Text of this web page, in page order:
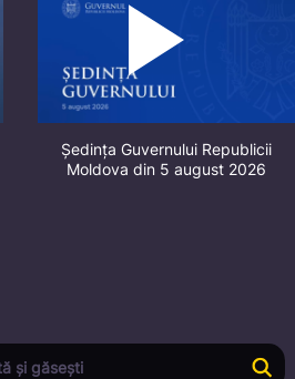
Ședința Guvernului Republicii
Moldova din 5 august 2026